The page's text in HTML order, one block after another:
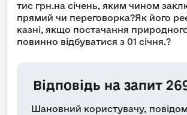
тис грн.на січень, яким чином
прямий чи переговорка?Як його
казні, якщо постачання
повинно відбуватися з 01 січня.?
Відповідь на запит
Шановний користувачу,